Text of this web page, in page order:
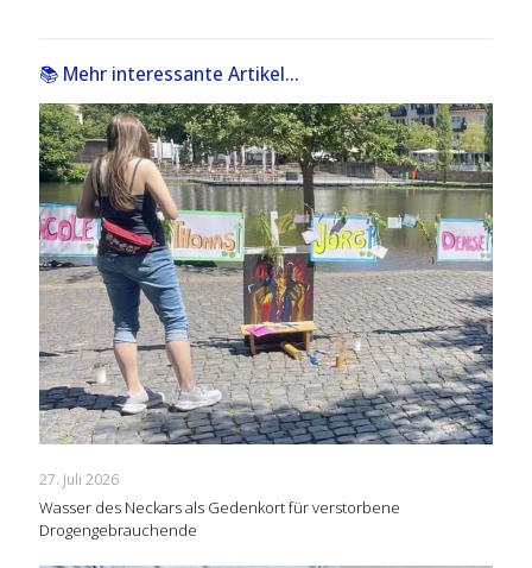
📚 Mehr interessante Artikel...
27. Juli 2026
Wasser des Neckars als Gedenkort für verstorbene
Drogengebrauchende